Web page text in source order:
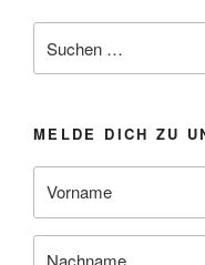
Woche
Schwerelos“
nach:
MELDE DICH ZU